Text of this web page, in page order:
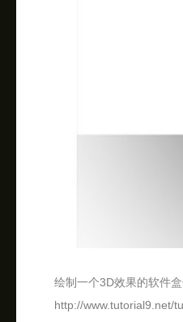
绘制一个3D效果的软件
http://www.tutorial9.net/